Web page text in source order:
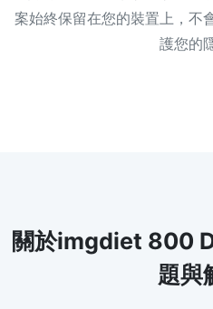
案始終保留在您的裝置上，不
護您的
關於imgdiet 800
題與